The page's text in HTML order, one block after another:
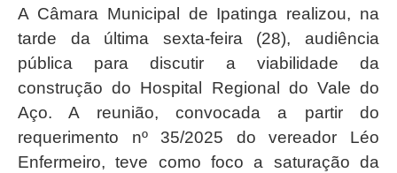
A Câmara Municipal de Ipatinga realizou, na
tarde da última sexta-feira (28), audiência
pública para discutir a viabilidade da
construção do Hospital Regional do Vale do
Aço. A reunião, convocada a partir do
requerimento nº 35/2025 do vereador Léo
Enfermeiro, teve como foco a saturação da